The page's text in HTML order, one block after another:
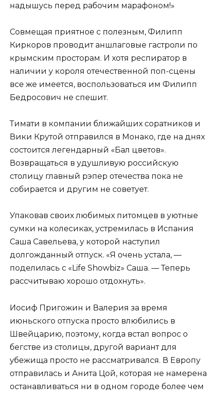
надышусь перед рабочим марафоном!»
Совмещая приятное с полезным, Филипп
Киркоров проводит аншлаговые гастроли по
крымским просторам. И хотя респиратор в
наличии у короля отечественной поп-сцены
все же имеется, воспользоваться им Филипп
Бедросович не спешит.
Тимати в компании ближайших соратников и
Вики Крутой отправился в Монако, где на днях
состоится легендарный «Бал цветов».
Возвращаться в удушливую российскую
столицу главный рэпер отечества пока не
собирается и другим не советует.
Упаковав своих любимых питомцев в уютные
сумки на колесиках, устремилась в Испания
Саша Савельева, у которой наступил
долгожданный отпуск. «Я очень устала, —
поделилась с «Life Showbiz» Саша. — Теперь
рассчитываю хорошо отдохнуть».
Иосиф Пригожин и Валерия за время
июньского отпуска просто влюбились в
Швейцарию, поэтому, когда встал вопрос о
бегстве из столицы, другой вариант для
убежища просто не рассматривался. В Европу
отправилась и Анита Цой, которая не намерена
останавливаться ни в одном городе более чем